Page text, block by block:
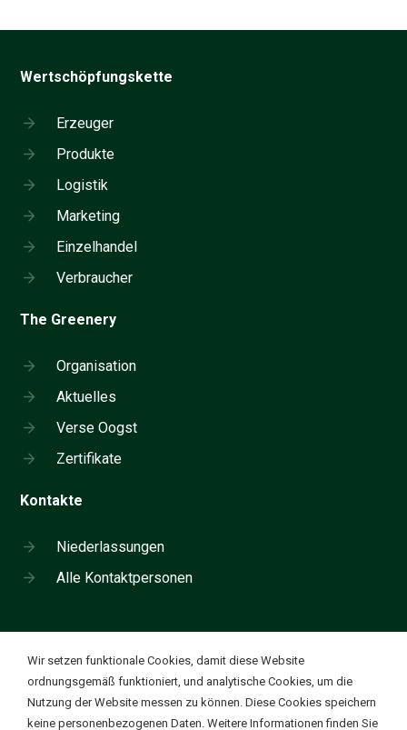
Wertschöpfungskette
Erzeuger
Produkte
Logistik
Marketing
Einzelhandel
Verbraucher
The Greenery
Organisation
Aktuelles
Verse Oogst
Zertifikate
Kontakte
Niederlassungen
Alle Kontaktpersonen
+31 180 655 911
Wertvolles Obst und Gemüse. Jeden Tag
Wir setzen funktionale Cookies, damit diese Website
ordnungsgemäß funktioniert, und analytische Cookies, um die
Nutzung der Website messen zu können. Diese Cookies speichern
keine personenbezogenen Daten. Weitere Informationen finden Sie
Cookie instellingen
✔
Ik wil functionele en analytische cookies. Deze cookies